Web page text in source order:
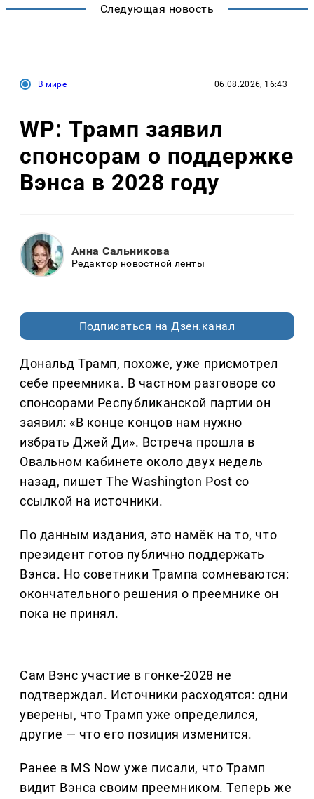
Следующая новость
В мире 06.08.2026, 16:43
WP: Трамп заявил
спонсорам о поддержке
Вэнса в 2028 году
Анна Сальникова
Редактор новостной ленты
Подписаться на Дзен.канал
Дональд Трамп, похоже, уже присмотрел
себе преемника. В частном разговоре со
спонсорами Республиканской партии он
заявил: «В конце концов нам нужно
избрать Джей Ди». Встреча прошла в
Овальном кабинете около двух недель
назад, пишет The Washington Post со
ссылкой на источники.
По данным издания, это намёк на то, что
президент готов публично поддержать
Вэнса. Но советники Трампа сомневаются:
окончательного решения о преемнике он
пока не принял.
Сам Вэнс участие в гонке-2028 не
подтверждал. Источники расходятся: одни
уверены, что Трамп уже определился,
другие — что его позиция изменится.
Ранее в MS Now уже писали, что Трамп
видит Вэнса своим преемником. Теперь же